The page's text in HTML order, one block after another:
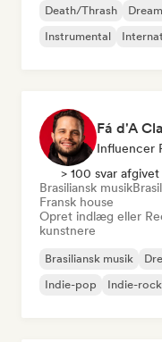
Death/Thrash
Instrumental
Fá d'A
Influencer
> 100 svar afgivet
Brasiliansk musik
Fransk house
Opret indlæg eller
kunstnere
Brasiliansk musik
Indie-pop
Indie-rock